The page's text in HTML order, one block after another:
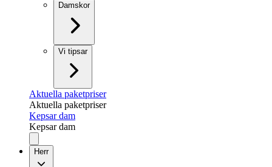
Damskor
Vi tipsar
Aktuella paketpriser
Aktuella paketpriser
Kepsar dam
Kepsar dam
Herr